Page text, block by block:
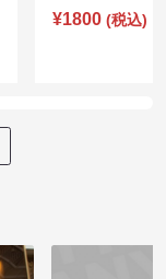
¥1800 (税込)